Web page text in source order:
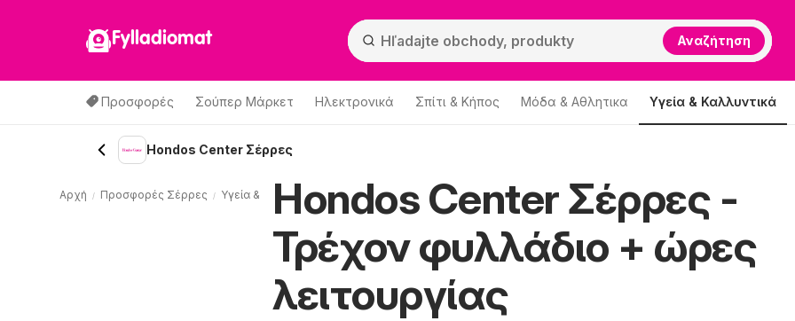
Fylladiomat Αναζήτηση
Προσφορές Σούπερ Μάρκετ Hλεκτρονικά Σπίτι & Κήπος Μόδα & Aθλητικα Υγεία & Καλλυντικά
Hondos Center Σέρρες
Hondos Center Σέρρες -
Τρέχον φυλλάδιο + ώρες
λειτουργίας
Αρχή Προσφορές Σέρρες Υγεία & Καλλυντικά Σέρρες Hondos Center Σέρρες